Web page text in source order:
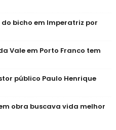
bicho em Imperatriz por
Vale em Porto Franco tem
público Paulo Henrique
obra buscava vida melhor